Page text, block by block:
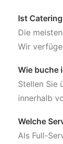
Ist
Die
Wir
Wie buche
Stellen Sie
innerhalb
Welche
Als Full-